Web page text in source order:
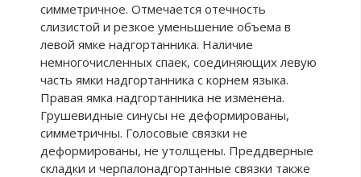
симметричное. Отмечается отечность
слизистой и резкое уменьшение объема в
левой ямке надгортанника. Наличие
немногочисленных спаек, соединяющих левую
часть ямки надгортанника с корнем языка.
Правая ямка надгортанника не изменена.
Грушевидные синусы не деформированы,
симметричны. Голосовые связки не
деформированы, не утолщены. Преддверные
складки и черпалонадгортанные связки также